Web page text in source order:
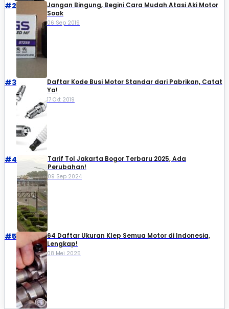
#2
Jangan Bingung, Begini Cara Mudah Atasi Aki Motor
Soak
06 Sep 2019
#3
Daftar Kode Busi Motor Standar dari Pabrikan, Catat
Ya!
17 Okt 2019
#4
Tarif Tol Jakarta Bogor Terbaru 2025, Ada
Perubahan!
09 Sep 2024
#5
64 Daftar Ukuran Klep Semua Motor di Indonesia,
Lengkap!
08 Mei 2025